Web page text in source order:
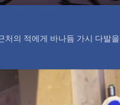
의 적에게 바나듐 가시 다발